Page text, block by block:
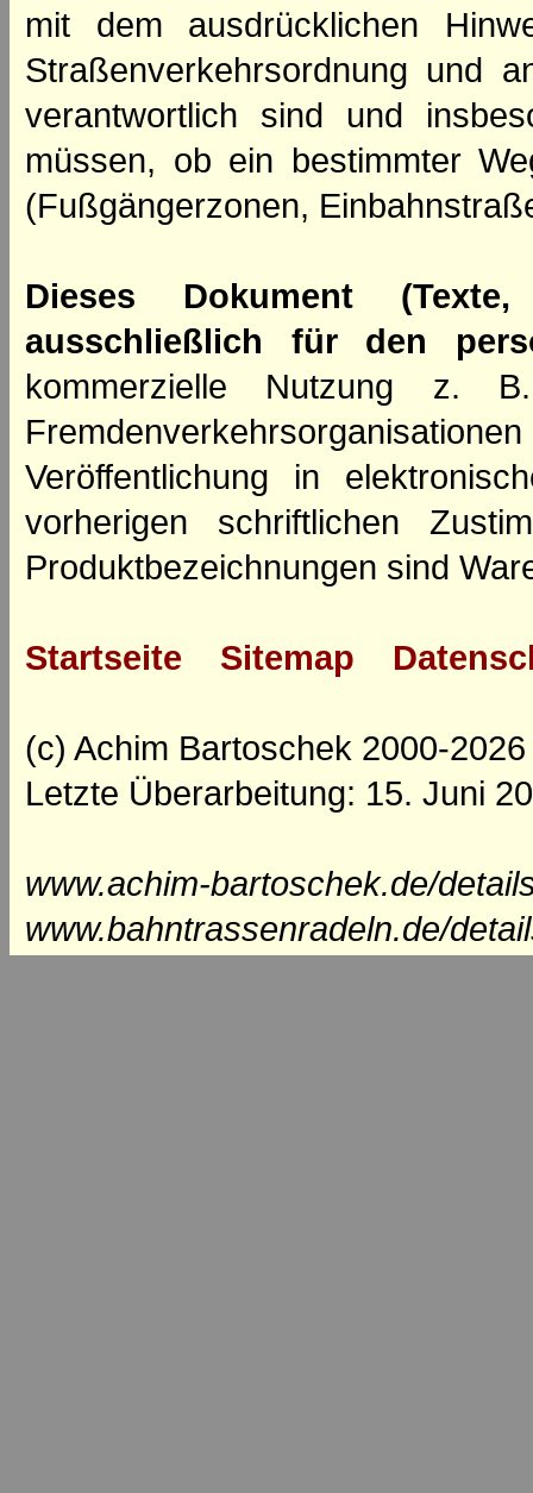
mit dem ausdrücklichen
Straßenverkehrsordnung und
verantwortlich sind und
müssen, ob ein bestimmter
(Fußgängerzonen,
Dieses Dokument
ausschließlich für den
kommerzielle Nutzung z.
Veröffentlichung in
vorherigen schriftlichen
Produktbezeichnungen sind
Startseite Sitemap
(c) Achim Bartoschek 2000-2026
Letzte Überarbeitung: 15. Juni
www.achim-bartoschek.de/
www.bahntrassenradeln.de/